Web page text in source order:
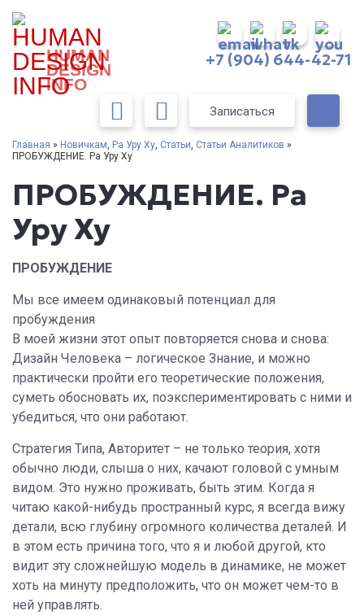
HUMAN
DESIGN
INFO
+7 (904) 644-42-71
Записаться
Главная » Новичкам, Ра Уру Ху, Статьи, Статьи Аналитиков »
ПРОБУЖДЕНИЕ. Ра Уру Ху
ПРОБУЖДЕНИЕ. Ра
Уру Ху
ПРОБУЖДЕНИЕ
Мы все имеем одинаковый потенциал для
пробуждения
В моей жизни этот опыт повторяется снова и снова:
Дизайн Человека – логическое Знание, и можно
практически пройти его теоретические положения,
суметь обосновать их, поэкспериментировать с ними и
убедиться, что они работают.
Стратегия Типа, Авторитет – не только теория, хотя
обычно люди, слыша о них, качают головой с умным
видом. Это нужно проживать, быть этим. Когда я
читаю какой-нибудь пространный курс, я всегда вижу
детали, всю глубину огромного количества деталей. И
в этом есть причина того, что я и любой другой, кто
видит эту сложнейшую модель в динамике, не может
хоть на минуту предположить, что он может чем-то в
ней управлять.